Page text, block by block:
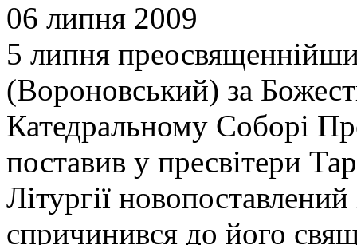
06 липня 2009
5 липня
(Вороновський) за
Катедральному Соборі
поставив у пресвітери
Літургії
спричинився до його